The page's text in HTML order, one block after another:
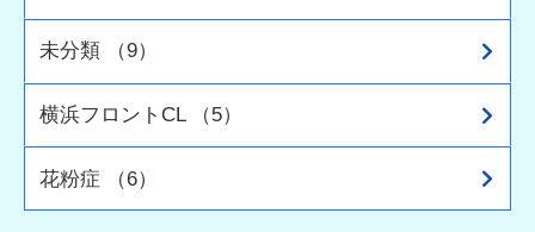
未分類 （9）
横浜フロントCL （5）
花粉症 （6）